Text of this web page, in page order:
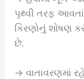
પૃથ્વી તરફ આવતાં
કિરણોનું શોષણ
છે.
→ વાતાવરણમાં